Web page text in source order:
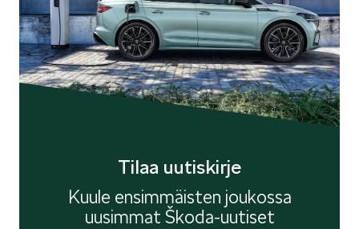
Tilaa uutiskirje
Kuule ensimmäisten joukossa
uusimmat Škoda-uutiset